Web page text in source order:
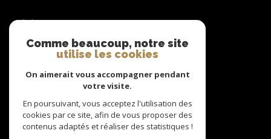
Admin
Nos honoraires
Cookies
Comme beaucoup, notre site
utilise les cookies
On aimerait vous accompagner pendant
votre visite.
En poursuivant, vous acceptez l'utilisation des
cookies par ce site, afin de vous proposer des
contenus adaptés et réaliser des statistiques !